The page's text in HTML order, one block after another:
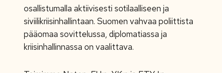
osallistumalla aktiivisesti sotilaalliseen ja
siviilikriisinhallintaan. Suomen vahvaa poliittista
pääomaa sovittelussa, diplomatiassa ja
kriisinhallinnassa on vaalittava.